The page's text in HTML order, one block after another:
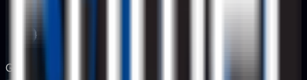
Grad